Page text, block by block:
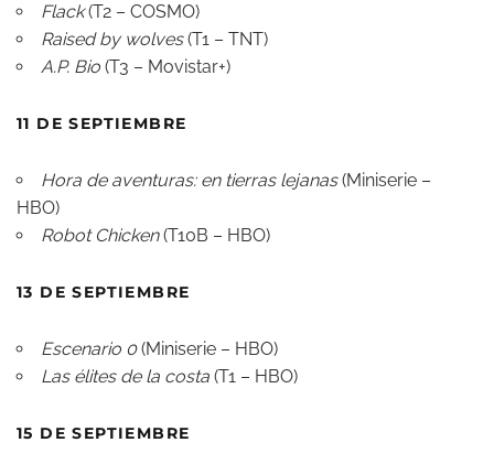
Flack(T2 – COSMO)
Raised by wolves(T1 – TNT)
A.P. Bio (T3 – Movistar+)
11 DE SEPTIEMBRE
Hora de aventuras: en tierras lejanas(Miniserie –
HBO)
Robot Chicken(T10B – HBO)
13 DE SEPTIEMBRE
Escenario 0(Miniserie – HBO)
Las élites de la costa (T1 – HBO)
15 DE SEPTIEMBRE